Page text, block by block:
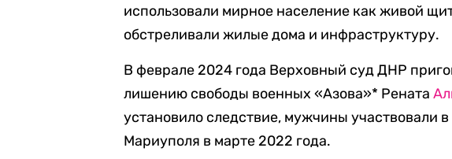
использовали мирное население как живой
обстреливали жилые дома и инфраструктуру.
В феврале 2024 года Верховный суд ДНР
лишению свободы военных «Азова»* Рената
установило следствие, мужчины участвовали
Мариуполя в марте 2022 года.